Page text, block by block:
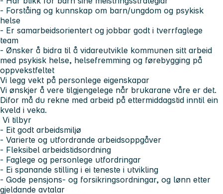
- Forståing og kunnskap om barn/ungdom og psykisk
helse
- Er samarbeidsorientert og jobbar godt i tverrfaglege
team
- Ønsker å bidra til å vidareutvikle kommunen sitt arbeid
med psykisk helse, helsefremming og førebygging på
oppvekstfeltet
Vi legg vekt på personlege eigenskapar
Vi ønskjer å vere tilgjengelege når brukarane våre er det.
Difor må du rekne med arbeid på ettermiddagstid inntil ein
kveld i veka.
Vi tilbyr
- Eit godt arbeidsmiljø
- Varierte og utfordrande arbeidsoppgåver
- Fleksibel arbeidstidsordning
- Faglege og personlege utfordringar
- Ei spanande stilling i ei teneste i utvikling
- Gode pensjons- og forsikringsordningar, og lønn etter
gjeldande avtalar